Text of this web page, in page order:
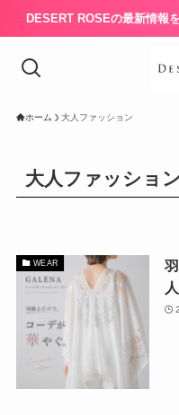
DESERT ROSEの最新情報
ホーム 大人ファッション
大人ファッション
WEAR